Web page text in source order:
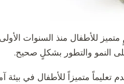
للأطفال منذ السنوات
النمو والتطور بشكلٍ صحيح.
تعليماً متميزاً للأطفال في